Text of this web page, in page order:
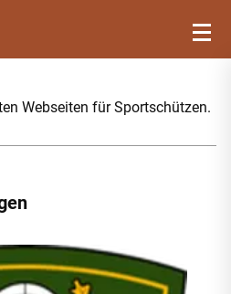
Webseiten für Sportschützen.